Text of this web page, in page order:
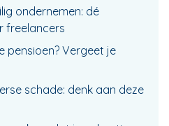
ondernemen: dé
freelancers
pensioen? Vergeet je
schade: denk aan deze